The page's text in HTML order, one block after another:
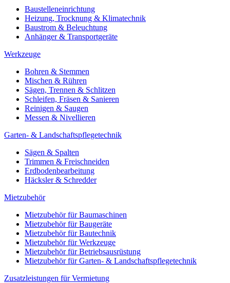
Baustelleneinrichtung
Heizung, Trocknung & Klimatechnik
Baustrom & Beleuchtung
Anhänger & Transportgeräte
Werkzeuge
Bohren & Stemmen
Mischen & Rühren
Sägen, Trennen & Schlitzen
Schleifen, Fräsen & Sanieren
Reinigen & Saugen
Messen & Nivellieren
Garten- & Landschaftspflegetechnik
Sägen & Spalten
Trimmen & Freischneiden
Erdbodenbearbeitung
Häcksler & Schredder
Mietzubehör
Mietzubehör für Baumaschinen
Mietzubehör für Baugeräte
Mietzubehör für Bautechnik
Mietzubehör für Werkzeuge
Mietzubehör für Betriebsausrüstung
Mietzubehör für Garten- & Landschaftspflegetechnik
Zusatzleistungen für Vermietung